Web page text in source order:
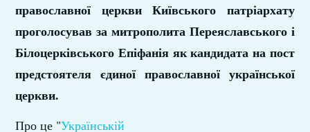
православної церкви Київського патріархату
проголосував за митрополита Переяславського і
Білоцерківського Епіфанія як кандидата на пост
предстоятеля єдиної православної української
церкви.
Про це "Українській